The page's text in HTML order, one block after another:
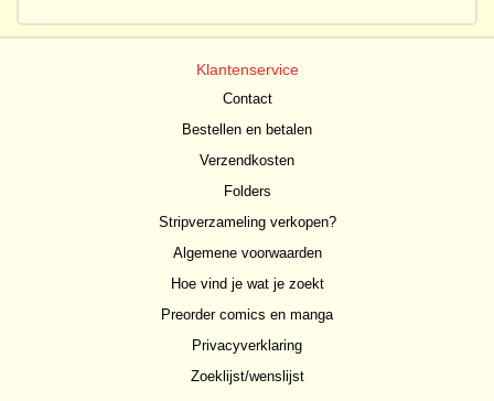
Klantenservice
Contact
Bestellen en betalen
Verzendkosten
Folders
Stripverzameling verkopen?
Algemene voorwaarden
Hoe vind je wat je zoekt
Preorder comics en manga
Privacyverklaring
Zoeklijst/wenslijst